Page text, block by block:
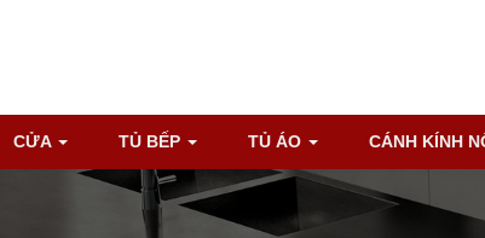
CỬA TỦ BẾP TỦ ÁO CÁNH KÍNH